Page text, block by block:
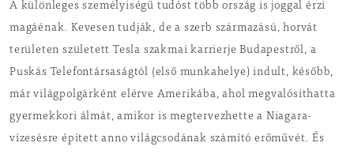
A különleges személyiségű tudóst több ország is joggal érzi
magáénak. Kevesen tudják, de a szerb származású, horvát
területen született Tesla szakmai karrierje Budapestről, a
Puskás Telefontársaságtól (első munkahelye) indult, később,
már világpolgárként elérve Amerikába, ahol megvalósíthatta
gyermekkori álmát, amikor is megtervezhette a Niagara-
vízesésre épített anno világcsodának számító erőművét. És